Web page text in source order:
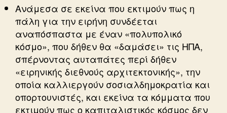
Ανάμεσα σε εκείνα που εκτιμούν πως η
πάλη για την ειρήνη συνδέεται
αναπόσπαστα με έναν «πολυπολικό
κόσμο», που δήθεν θα «δαμάσει» τις ΗΠΑ,
σπέρνοντας αυταπάτες περί δήθεν
«ειρηνικής διεθνούς αρχιτεκτονικής», την
οποία καλλιεργούν σοσιαλδημοκρατία και
οπορτουνιστές, και εκείνα τα κόμματα που
εκτιμούν πως ο καπιταλιστικός κόσμος δεν